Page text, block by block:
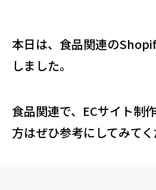
本日は、食品関連の
しました。
食品関連で、ECサイト制
方はぜひ参考にしてみてく